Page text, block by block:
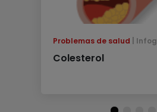
Problemas de salud
Colesterol